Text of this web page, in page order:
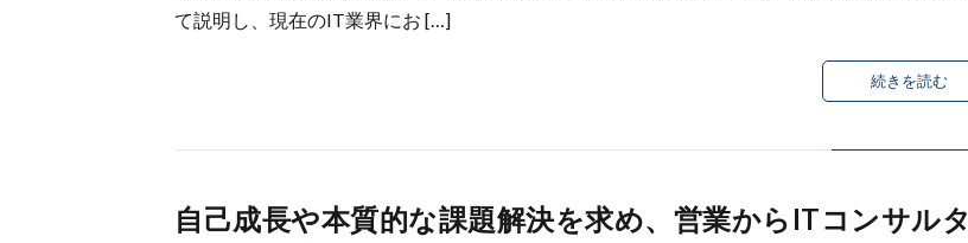
て説明し、現在のIT業界にお […]
続きを読む
自己成長や本質的な課題解決を求め、営業からITコンサルタ